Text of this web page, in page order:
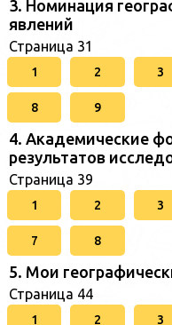
3. Номинация
явлений
Страница 31
1 2 3
8 9
4. Академические
результатов
Страница 39
1 2 3
7 8
5. Мои
Страница 44
1 2 3